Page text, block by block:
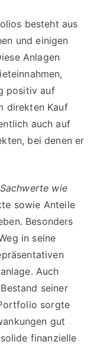
besteht aus
und einigen
Anlagen
positiv auf
direkten Kauf
auch auf
bei denen er
Sachwerte wie
sowie Anteile
Besonders
in seine
Auch
seiner
sorgte
gut
finanzielle